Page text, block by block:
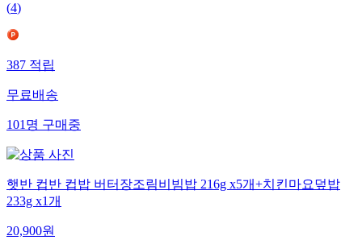
(4)
387 적립
무료배송
101 명 구매중
햇반 컵반 컵밥 버터장조림비빔밥 216g x5개+치킨마요덮밥
233g x1개
20,900원